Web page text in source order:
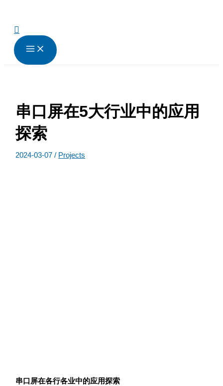
搜
索
串口屏在5大行业中的应用
探索
2024-03-07/ Projects
串口屏在各行各业中的应用探索